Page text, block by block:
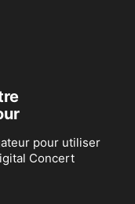
pour utiliser
Concert